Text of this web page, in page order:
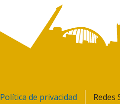
Política de privacidad Redes